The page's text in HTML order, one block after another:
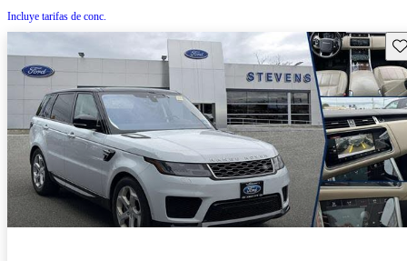
Incluye tarifas de conc.